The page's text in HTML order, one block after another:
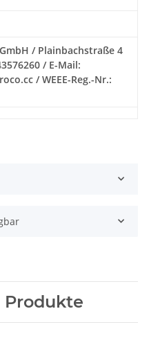
/ Plainbachstraße 4
/ E-Mail:
/ WEEE-Reg.-Nr.: